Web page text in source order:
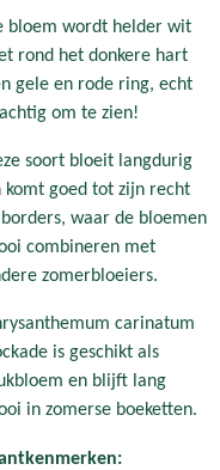
bloem wordt helder wit
rond het donkere hart
gele en rode ring, echt
om te zien!
soort bloeit langdurig
komt goed tot zijn recht
waar de bloemen
combineren met
zomerbloeiers.
carinatum
is geschikt als
en blijft lang
in zomerse boeketten.